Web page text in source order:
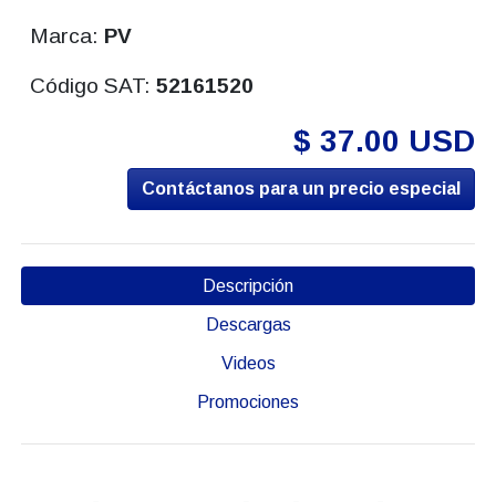
Marca: PV
Código SAT:52161520
$ 37.00 USD
Contáctanos para un precio especial
Descripción
Descargas
Videos
Promociones